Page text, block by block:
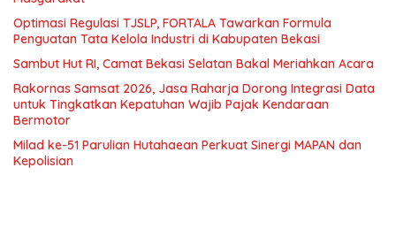
Optimasi Regulasi TJSLP, FORTALA Tawarkan Formula
Penguatan Tata Kelola Industri di Kabupaten Bekasi
Sambut Hut RI, Camat Bekasi Selatan Bakal Meriahkan Acara
Rakornas Samsat 2026, Jasa Raharja Dorong Integrasi Data
untuk Tingkatkan Kepatuhan Wajib Pajak Kendaraan
Bermotor
Milad ke-51 Parulian Hutahaean Perkuat Sinergi MAPAN dan
Kepolisian